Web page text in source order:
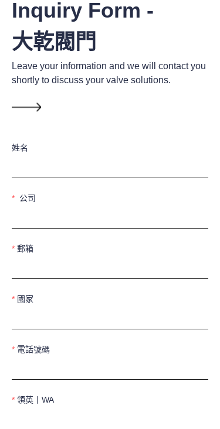
Inquiry Form -
大乾閥門
姓名
公司
郵箱
國家
電話號碼
領英丨WA
Leave your information and we will contact you
shortly to discuss your valve solutions.